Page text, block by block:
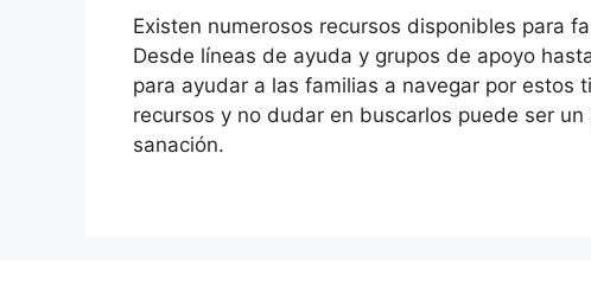
Existen numerosos recursos disponibles para
Desde líneas de ayuda y grupos de apoyo
para ayudar a las familias a navegar por estos
recursos y no dudar en buscarlos puede ser
sanación.